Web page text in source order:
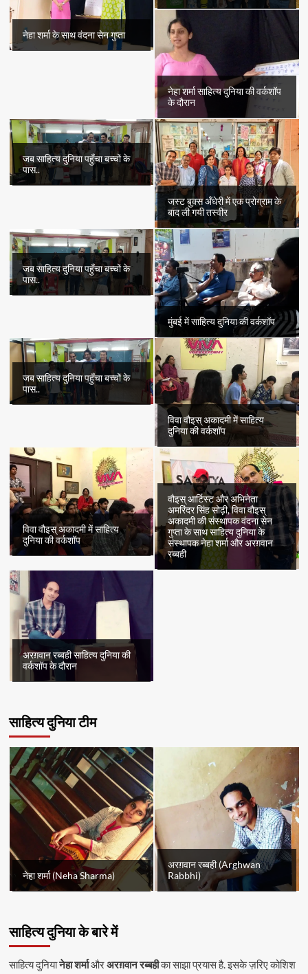
नेहा शर्मा के साथ वंदना सेन गुप्ता
नेहा शर्मा साहित्य दुनिया की वर्कशॉप
के दौरान
जब साहित्य दुनिया पहुँचा बच्चों के
पास..
जस्ट बुक्स अँधेरी में एक प्रोग्राम के
बाद ली गयी तस्वीर
जब साहित्य दुनिया पहुँचा बच्चों के
पास..
मुंबई में साहित्य दुनिया की वर्कशॉप
जब साहित्य दुनिया पहुँचा बच्चों के
पास..
विवा वौइस् अकादमी में साहित्य
दुनिया की वर्कशॉप
विवा वौइस् अकादमी में साहित्य
दुनिया की वर्कशॉप
वौइस् आर्टिस्ट और अभिनेता
अमरिंदर सिंह सोढ़ी, विवा वौइस्
अकादमी की संस्थापक वंदना सेन
गुप्ता के साथ साहित्य दुनिया के
संस्थापक नेहा शर्मा और अरग़वान
रब्बही
अरग़वान रब्बही साहित्य दुनिया की
वर्कशॉप के दौरान
साहित्य दुनिया टीम
नेहा शर्मा (Neha Sharma)
अरग़वान रब्बही (Arghwan
Rabbhi)
साहित्य दुनिया के बारे में
साहित्य दुनियानेहा शर्माऔरअरग़वान रब्बहीका साझा प्रयास है. इसके ज़रिए कोशिश